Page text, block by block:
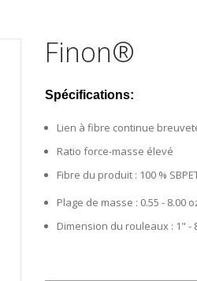
Finon®
Spécifications:
Lien à fibre continue
Ratio force-masse élevé
Fibre du produit : 100 %
Plage de masse : 0.55 - 8.00
Dimension du rouleaux : 1" -